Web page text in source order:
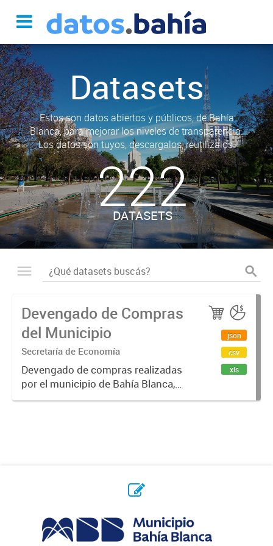
Datasets
Estos son datos abiertos y públicos, de Bahía
Blanca, para mejorar los niveles de transparencia.
Los datos son tuyos, descargalos, reutilizalos.
222
DATASETS
Devengado de Compras
del Municipio
Secretaría de Economía
Devengado de compras realizadas
por el municipio de Bahía Blanca,
por año y proveedor. Un monto
json
csv
xls